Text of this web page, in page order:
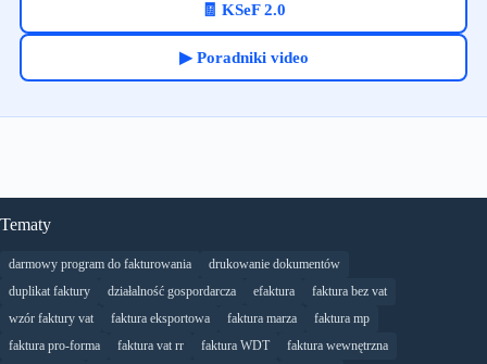
🧾 KSeF 2.0
▶ Poradniki video
Tematy
darmowy program do fakturowania
drukowanie dokumentów
duplikat faktury
działalność gospordarcza efaktura
faktura bez vat
wzór faktury vat
faktura eksportowa faktura marza
faktura mp
faktura pro-forma
faktura vat rr faktura WDT
faktura wewnętrzna